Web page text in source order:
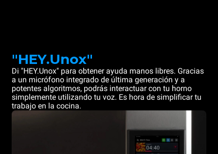
"HEY.Unox"
Di "HEY.Unox" para obtener ayuda manos libres. Gracias
a un micrófono integrado de última generación y a
potentes algoritmos, podrás interactuar con tu horno
simplemente utilizando tu voz. Es hora de simplificar tu
trabajo en la cocina.